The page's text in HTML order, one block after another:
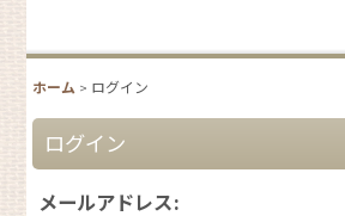
ホーム > ログイン
ログイン
メールアドレス: